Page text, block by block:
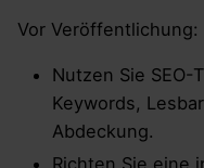
Vor Veröffentlichung:
Nutzen Sie SEO-
Keywords,
Abdeckung.